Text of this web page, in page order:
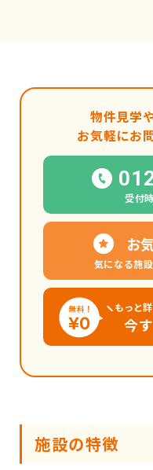
物件見学
お気軽にお
受付
お
気になる施
もっと
今
施設の特徴